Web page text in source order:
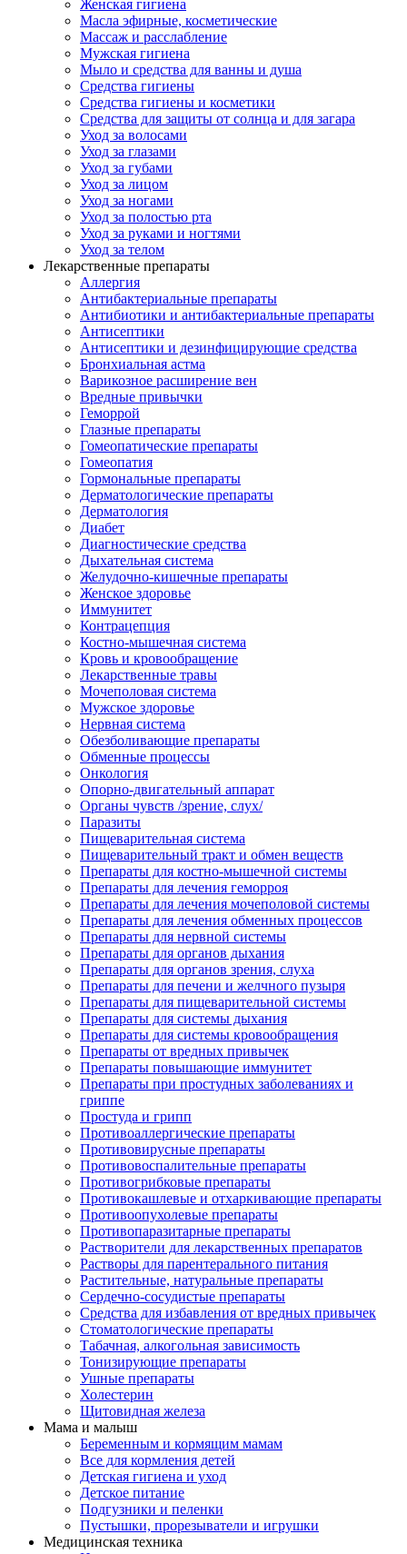
Женская гигиена
Масла эфирные, косметические
Массаж и расслабление
Мужская гигиена
Мыло и средства для ванны и душа
Средства гигиены
Средства гигиены и косметики
Средства для защиты от солнца и для загара
Уход за волосами
Уход за глазами
Уход за губами
Уход за лицом
Уход за ногами
Уход за полостью рта
Уход за руками и ногтями
Уход за телом
Лекарственные препараты
Аллергия
Антибактериальные препараты
Антибиотики и антибактериальные препараты
Антисептики
Антисептики и дезинфицирующие средства
Бронхиальная астма
Варикозное расширение вен
Вредные привычки
Геморрой
Глазные препараты
Гомеопатические препараты
Гомеопатия
Гормональные препараты
Дерматологические препараты
Дерматология
Диабет
Диагностические средства
Дыхательная система
Желудочно-кишечные препараты
Женское здоровье
Иммунитет
Контрацепция
Костно-мышечная система
Кровь и кровообращение
Лекарственные травы
Мочеполовая система
Мужское здоровье
Нервная система
Обезболивающие препараты
Обменные процессы
Онкология
Опорно-двигательный аппарат
Органы чувств /зрение, слух/
Паразиты
Пищеварительная система
Пищеварительный тракт и обмен веществ
Препараты для костно-мышечной системы
Препараты для лечения геморроя
Препараты для лечения мочеполовой системы
Препараты для лечения обменных процессов
Препараты для нервной системы
Препараты для органов дыхания
Препараты для органов зрения, слуха
Препараты для печени и желчного пузыря
Препараты для пищеварительной системы
Препараты для системы дыхания
Препараты для системы кровообращения
Препараты от вредных привычек
Препараты повышающие иммунитет
Препараты при простудных заболеваниях и
гриппе
Простуда и грипп
Противоаллергические препараты
Противовирусные препараты
Противовоспалительные препараты
Противогрибковые препараты
Противокашлевые и отхаркивающие препараты
Противоопухолевые препараты
Противопаразитарные препараты
Растворители для лекарственных препаратов
Растворы для парентерального питания
Растительные, натуральные препараты
Сердечно-сосудистые препараты
Средства для избавления от вредных привычек
Стоматологические препараты
Табачная, алкогольная зависимость
Тонизирующие препараты
Ушные препараты
Холестерин
Щитовидная железа
Мама и малыш
Беременным и кормящим мамам
Все для кормления детей
Детская гигиена и уход
Детское питание
Подгузники и пеленки
Пустышки, прорезыватели и игрушки
Медицинская техника